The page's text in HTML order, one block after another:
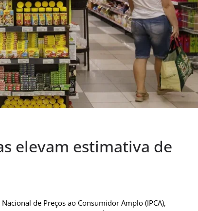
elevam estimativa de
de Preços ao Consumidor Amplo (IPCA),